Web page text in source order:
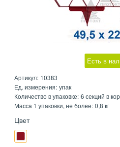
Есть в
Артикул: 10383
Ед. измерения: упак
Количество в упаковке: 6 секций в
Масса 1 упаковки, не более: 0,8 кг
Цвет